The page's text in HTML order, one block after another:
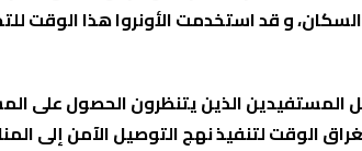
و قد استخدمت الأونروا هذا الوقت
الذين يتنظرون الحصول على
الوقت لتنفيذ نهج التوصيل الآمن